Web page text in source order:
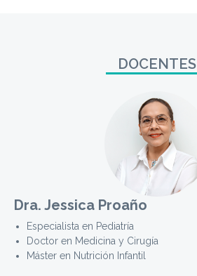
DOCENTES
Dra. Jessica Proaño
Especialista en Pediatría
Doctor en Medicina y Cirugía
Máster en Nutrición Infantil